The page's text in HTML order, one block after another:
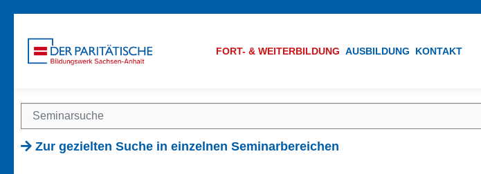
FORT- & WEITERBILDUNG AUSBILDUNG KONTAKT
Zur gezielten Suche in einzelnen Seminarbereichen